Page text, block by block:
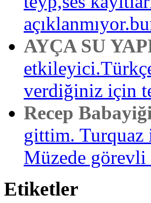
AYÇA SU
verdiğiniz için
Recep
gittim.
Müzede görevli
Etiketler